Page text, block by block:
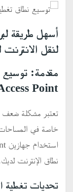
لنقل
مقدمة: توسيع
Point
تعتبر مشكلة ضعف
خاصة في المساحات
نطاق الإنترنت
تحديات تغطية